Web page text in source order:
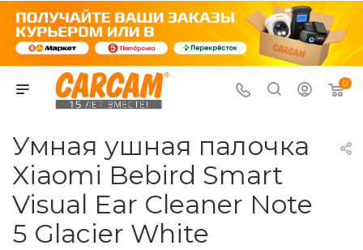
0
Умная ушная палочка
Xiaomi Bebird Smart
Visual Ear Cleaner Note
5 Glacier White